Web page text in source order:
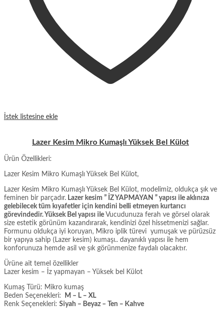
İstek listesine ekle
Lazer Kesim Mikro Kumaşlı Yüksek Bel Külot
Ürün Özellikleri:
Lazer Kesim Mikro Kumaşlı Yüksek Bel Külot,
Lazer Kesim Mikro Kumaşlı Yüksek Bel Külot, modelimiz, oldukça şık ve
feminen bir parçadır. Lazer kesim ” İZ YAPMAYAN ” yapısı ile aklınıza
gelebilecek tüm kıyafetler için kendini belli etmeyen kurtarıcı
görevindedir. Yüksek Bel yapısı ile Vucudunuza ferah ve görsel olarak
size estetik görünüm kazandırarak, kendinizi özel hissetmenizi sağlar.
Formunu oldukça iyi koruyan, Mikro iplik türevi yumuşak ve pürüzsüz
bir yapıya sahip (Lazer kesim) kumaşı.. dayanıklı yapısı ile hem
konforunuza hemde asil ve şık görünmenize faydalı olacaktır.
Ürüne ait temel özellikler
Lazer kesim – İz yapmayan – Yüksek bel Külot
Kumaş Türü: Mikro kumaş
Beden Seçenekleri:
M – L – XL
Renk Seçenekleri: Siyah – Beyaz – Ten – Kahve